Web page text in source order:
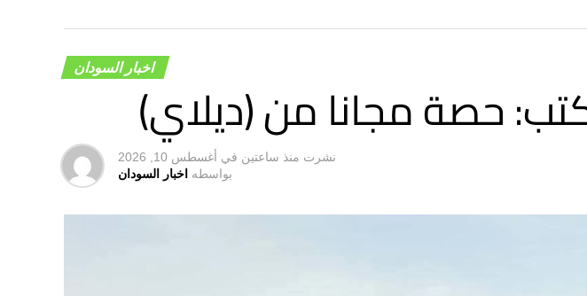
اخبار السودان
حصة مجانا من (ديلاي)
نشرت منذ ساعتين في أغسطس 10, 2026
بواسطه اخبار السودان